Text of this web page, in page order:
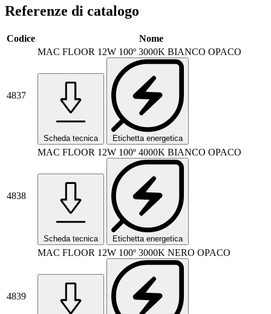
Referenze di catalogo
Codice Nome
4837
MAC FLOOR 12W 100º 3000K BIANCO OPACO
Scheda tecnica Etichetta energetica
4838
MAC FLOOR 12W 100º 4000K BIANCO OPACO
Scheda tecnica Etichetta energetica
4839
MAC FLOOR 12W 100º 3000K NERO OPACO